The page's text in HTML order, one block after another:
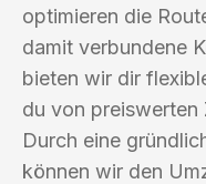
optimieren die
damit verbundene
bieten wir dir
du von preiswerten
Durch eine
können wir den